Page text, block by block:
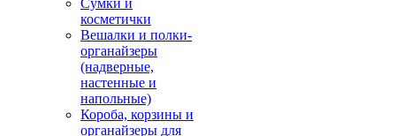
Сумки и
косметички
Вешалки и полки-
органайзеры
(надверные,
настенные и
напольные)
Короба, корзины и
органайзеры для